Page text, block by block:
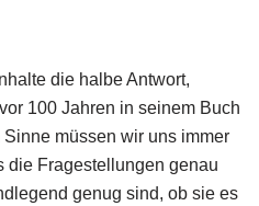
die halbe Antwort,
100 Jahren in seinem Buch
Sinne müssen wir uns immer
die Fragestellungen genau
genug sind, ob sie es